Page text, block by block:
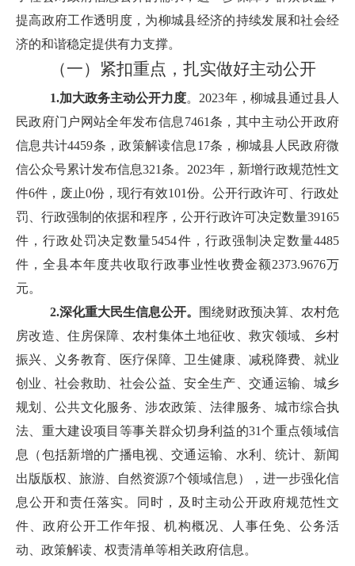
提高政府工作透明度，为柳城县经济的持续发展和社会经
济的和谐稳定提供有力支撑。
（一）紧扣重点，扎实做好主动公开
1.加大政务主动公开力度。2023年，柳城县通过县人
民政府门户网站全年发布信息7461条，其中主动公开政府
信息共计4459条，政策解读信息17条，柳城县人民政府微
信公众号累计发布信息321条。2023年，新增行政规范性文
件6件，废止0份，现行有效101份。公开行政许可、行政处
罚、行政强制的依据和程序，公开行政许可决定数量39165
件，行政处罚决定数量5454件，行政强制决定数量4485
件，全县本年度共收取行政事业性收费金额2373.9676万
元。
2.深化重大民生信息公开。 围绕财政预决算、农村危
房改造、住房保障、农村集体土地征收、救灾领域、乡村
振兴、义务教育、医疗保障、卫生健康、减税降费、就业
创业、社会救助、社会公益、安全生产、交通运输、城乡
规划、公共文化服务、涉农政策、法律服务、城市综合执
法、重大建设项目等事关群众切身利益的31个重点领域信
息（包括新增的广播电视、交通运输、水利、统计、新闻
出版版权、旅游、自然资源7个领域信息），进一步强化信
息公开和责任落实。同时，及时主动公开政府规范性文
件、政府公开工作年报、机构概况、人事任免、公务活
动、政策解读、权责清单等相关政府信息。